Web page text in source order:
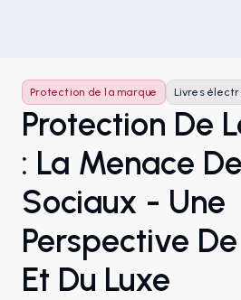
Protection de la marque Livres
Protection De
: La Menace
Sociaux - Une
Perspective
Et Du Luxe